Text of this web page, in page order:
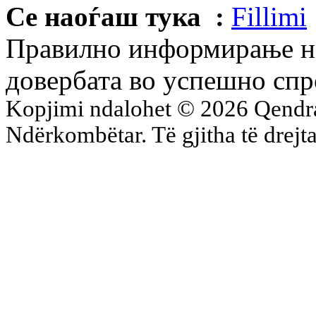
Се наоѓаш тука : Fillimi
Правилно информирање
довербата во успешно
Kopjimi ndalohet © 2026
Ndërkombëtar. Të gjitha të